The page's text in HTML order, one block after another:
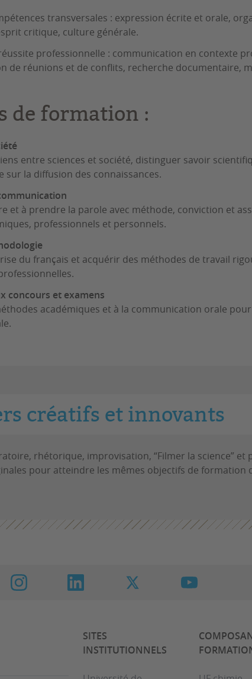
transversales : expression écrite et orale,
critique, culture générale.
professionnelle : communication en contexte
de réunions et de conflits, recherche documentaire,
de formation :
entre sciences et société, distinguer savoir
sur la diffusion des connaissances.
et à prendre la parole avec méthode, conviction et
professionnels et personnels.
du français et acquérir des méthodes de travail
concours et examens
académiques et à la communication orale
créatifs et innovants
rhétorique, improvisation, “Filmer la science” et
pour atteindre les mêmes objectifs de formation
SITES
INSTITUTIONNELS